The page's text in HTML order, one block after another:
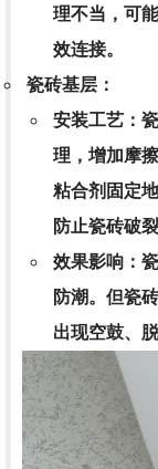
理不当，可
效连接。
瓷砖基层 ：
安装工艺 ：
理，增加摩
粘合剂固定
防止瓷砖破裂
效果影响 ：
防潮。但瓷
出现空鼓、